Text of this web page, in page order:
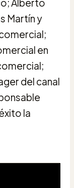
Alberto
Martín y
en
del canal
la